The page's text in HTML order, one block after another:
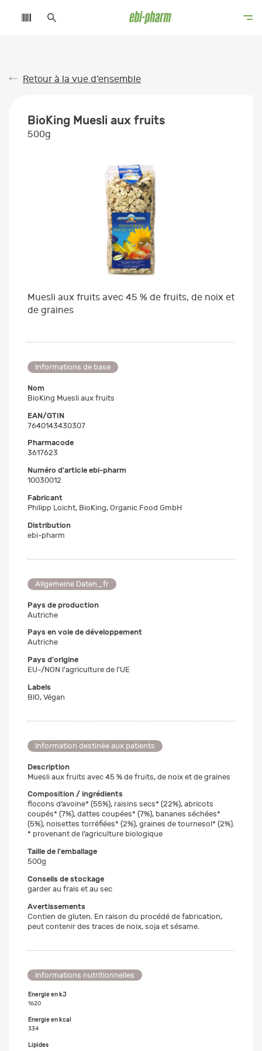
Retour à la vue d’ensemble
BioKing Muesli aux fruits
500g
Muesli aux fruits avec 45 % de fruits, de noix et
de graines
Informations de base
Nom
BioKing Muesli aux fruits
EAN/GTIN
7640143430307
Pharmacode
3617623
Numéro d'article ebi-pharm
10030012
Fabricant
Philipp Loicht, BioKing, Organic Food GmbH
Distribution
ebi-pharm
Allgemeine Daten_fr
Pays de production
Autriche
Pays en voie de développement
Autriche
Pays d'origine
EU-/NON l'agriculture de l'UE
Labels
BIO, Végan
Information destinée aux patients
Description
Muesli aux fruits avec 45 % de fruits, de noix et de graines
Composition / ingrédients
flocons d’avoine* (55%), raisins secs* (22%), abricots
coupés* (7%), dattes coupées* (7%), bananes séchées*
(5%), noisettes torréfiées* (2%), graines de tournesol* (2%).
* provenant de l’agriculture biologique
Taille de l'emballage
500g
Conseils de stockage
garder au frais et au sec
Avertissements
Contien de gluten. En raison du procédé de fabrication,
peut contenir des traces de noix, soja et sésame.
Informations nutritionnelles
Energie en kJ
1620
Energie en kcal
334
Lipides